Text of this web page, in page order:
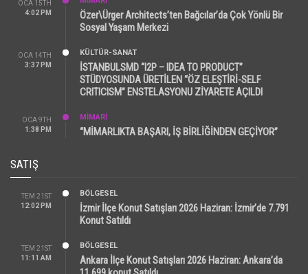
OCA 15TH
4:02 PM
Özer\Ürger Architects’ten Bağcılar’da Çok Yönlü Bir
Sosyal Yaşam Merkezi
OCA 14TH
3:37 PM
KÜLTÜR-SANAT
İSTANBULSMD “I2P – IDEA TO PRODUCT”
STÜDYOSUNDA ÜRETİLEN “ÖZ ELEŞTİRİ-SELF
CRITICISM” ENSTELASYONU ZİYARETE AÇILDI
OCA 9TH
1:38 PM
MİMARİ
“MİMARLIKTA BAŞARI, İŞ BİRLİĞİNDEN GEÇİYOR”
SATIŞ
TEM 21ST
12:02 PM
BÖLGESEL
İzmir İlçe Konut Satışları 2026 Haziran: İzmir’de 7.791
Konut Satıldı
TEM 21ST
11:11 AM
BÖLGESEL
Ankara İlçe Konut Satışları 2026 Haziran: Ankara’da